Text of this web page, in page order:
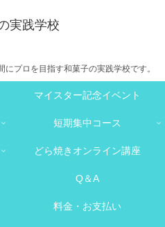
実践学校
プロを目指す和菓子の実践学校です。
マイスター記念イベント
短期集中コース
どら焼きオンライン講座
Q＆A
料金・お支払い